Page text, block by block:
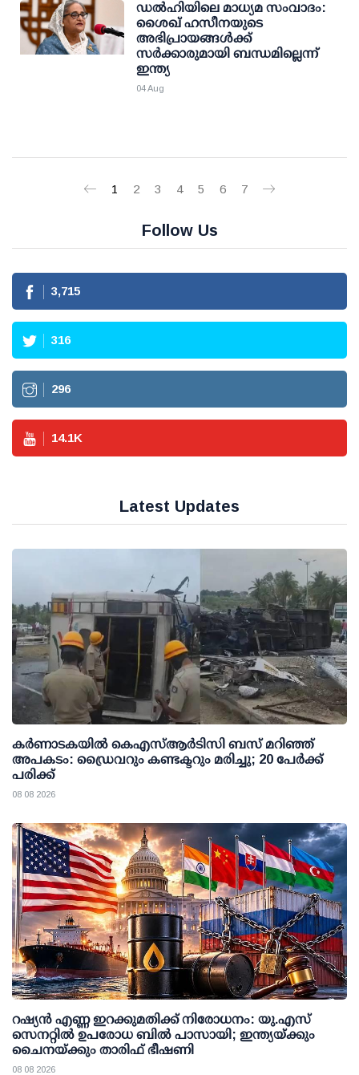
ഡല്‍ഹിയിലെ മാധ്യമ സംവാദം:
ശൈഖ് ഹസീനയുടെ
അഭിപ്രായങ്ങള്‍ക്ക്
സര്‍ക്കാരുമായി ബന്ധമില്ലെന്ന്
ഇന്ത്യ
04 Aug
1 2 3 4 5 6 7
Follow Us
3,715
316
296
14.1K
Latest Updates
കര്‍ണാടകയില്‍ കെഎസ്ആര്‍ടിസി ബസ് മറിഞ്ഞ്
അപകടം: ഡ്രൈവറും കണ്ടക്ടറും മരിച്ചു; 20 പേര്‍ക്ക്
പരിക്ക്
08 08 2026
റഷ്യന്‍ എണ്ണ ഇറക്കുമതിക്ക് നിരോധനം: യു.എസ്
സെനറ്റില്‍ ഉപരോധ ബില്‍ പാസായി; ഇന്ത്യയ്ക്കും
ചൈനയ്ക്കും താരിഫ് ഭീഷണി
08 08 2026